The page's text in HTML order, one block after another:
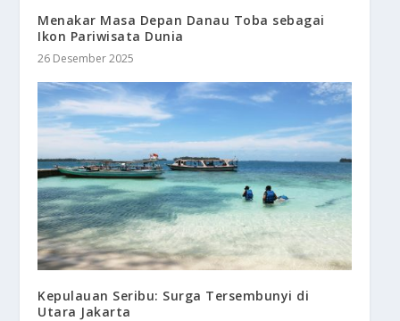
Menakar Masa Depan Danau Toba sebagai
Ikon Pariwisata Dunia
26 Desember 2025
Kepulauan Seribu: Surga Tersembunyi di
Utara Jakarta